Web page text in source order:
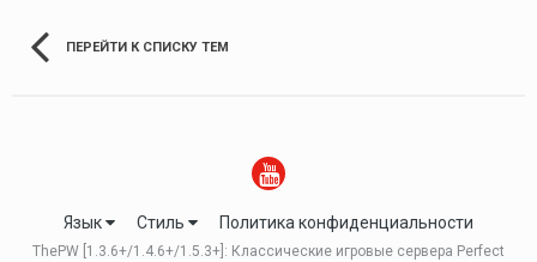
ПЕРЕЙТИ К СПИСКУ ТЕМ
Язык Стиль Политика конфиденциальности
ThePW [1.3.6+/1.4.6+/1.5.3+]: Классические игровые сервера Perfect